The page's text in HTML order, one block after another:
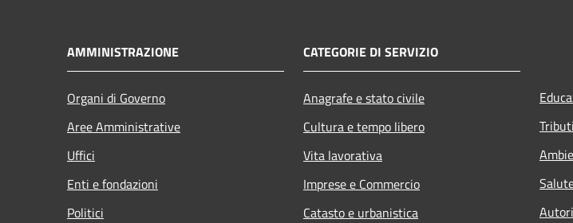
AMMINISTRAZIONE
Organi di Governo
Aree Amministrative
Uffici
Enti e fondazioni
Politici
CATEGORIE DI SERVIZIO
Anagrafe e stato civile
Cultura e tempo libero
Vita lavorativa
Imprese e Commercio
Catasto e urbanistica